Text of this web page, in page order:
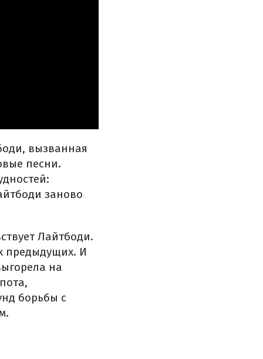
вызванная
песни.
заново
Лайтбоди.
предыдущих. И
на
борьбы с